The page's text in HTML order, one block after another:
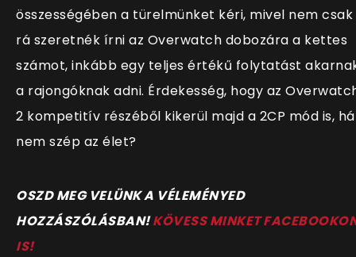
összességében a türelmünket kéri, mivel nem csak
rá szeretnék írni az Overwatch dobozára a kettes
számot, inkább egy teljes értékű folytatást
a rajongóknak adni. Érdekesség, hogy az
2 kompetitív részéből kikerül majd a 2CP mód is,
nem szép az élet?
OSZD MEG VELÜNK A VÉLEMÉNYED
HOZZÁSZÓLÁSBAN!KÖVESS MINKET
IS!